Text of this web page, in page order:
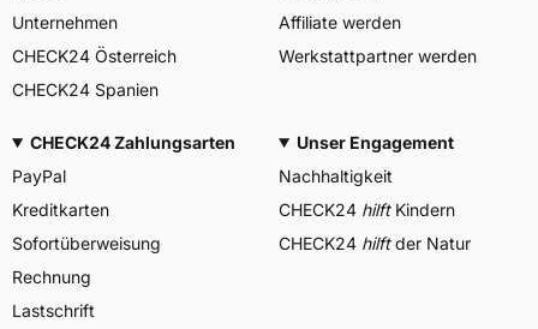
Unternehmen
CHECK24 Österreich
CHECK24 Spanien
Affiliate werden
Werkstattpartner werden
CHECK24 Zahlungsarten
PayPal
Kreditkarten
Sofortüberweisung
Rechnung
Lastschrift
Unser Engagement
Nachhaltigkeit
CHECK24 hilftKindern
CHECK24 hilftder Natur